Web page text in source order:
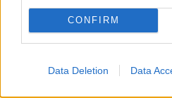
CONFIRM
Data Deletion Data
Většina koupališť
4. 8. 2026